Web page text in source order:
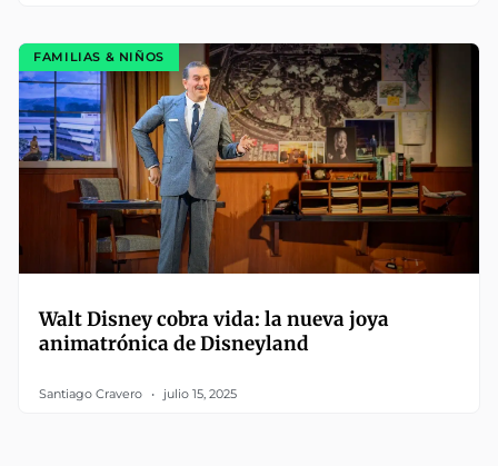
FAMILIAS & NIÑOS
Walt Disney cobra vida: la nueva joya
animatrónica de Disneyland
Santiago Cravero julio 15, 2025